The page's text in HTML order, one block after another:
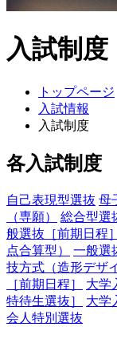
入試制度
トップページ
入試情報
入試制度
各入試制度
自己表現型選抜 母
（専願）
総合型選
般選抜［前期日程］
点合算型）
一般選
技方式（造形デザ
［前期日程］
大学
特待生選抜］
大学
会人特別選抜